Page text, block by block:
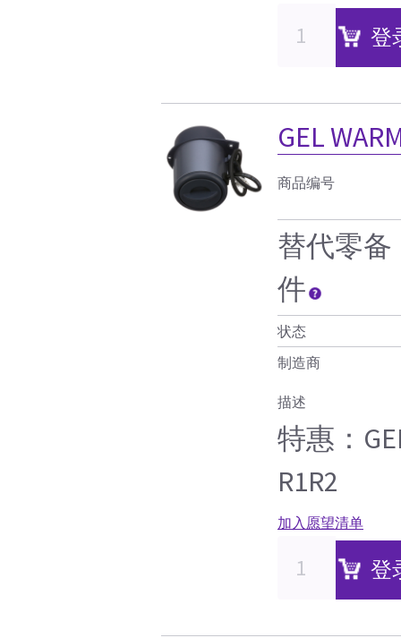
登
GEL
商品编号
替代零备
件
状态
制造商
描述
特惠：
R1R2
加入愿望清单
登